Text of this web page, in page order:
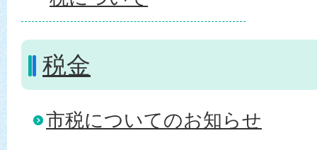
税金
市税についてのお知らせ